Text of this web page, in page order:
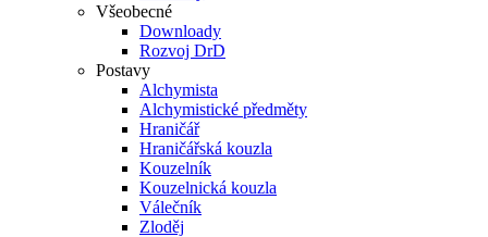
Všeobecné
Downloady
Rozvoj DrD
Postavy
Alchymista
Alchymistické předměty
Hraničář
Hraničářská kouzla
Kouzelník
Kouzelnická kouzla
Válečník
Zloděj